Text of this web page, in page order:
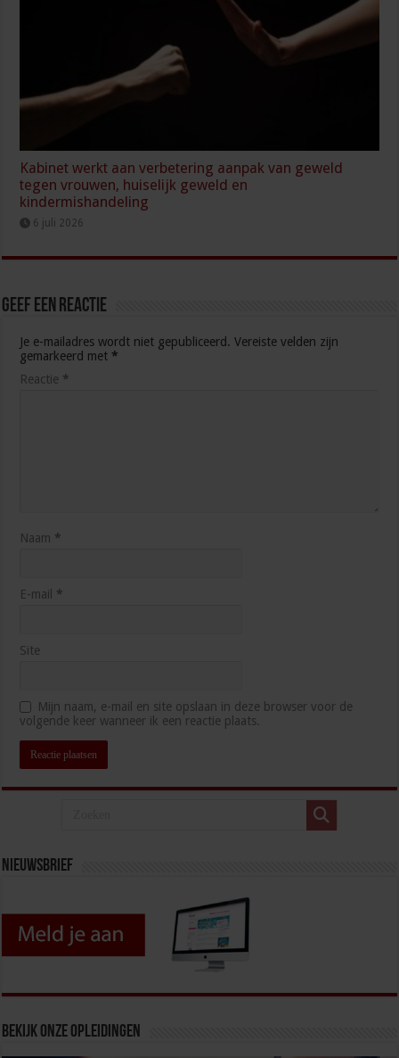
Kabinet werkt aan verbetering aanpak van geweld
tegen vrouwen, huiselijk geweld en
kindermishandeling
6 juli 2026
Geef een reactie
Je e-mailadres wordt niet gepubliceerd. Vereiste velden zijn
gemarkeerd met *
Reactie *
Naam *
E-mail *
Site
Mijn naam, e-mail en site opslaan in deze browser voor de
volgende keer wanneer ik een reactie plaats.
Nieuwsbrief
Bekijk onze opleidingen